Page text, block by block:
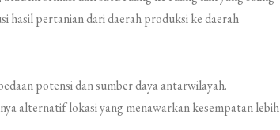
hasil pertanian dari daerah produksi ke daerah
potensi dan sumber daya antarwilayah.
alternatif lokasi yang menawarkan kesempatan lebih